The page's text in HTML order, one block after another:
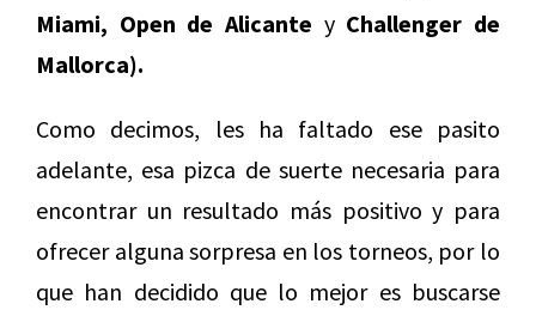
Miami, Open de Alicante y Challenger de
Mallorca).
Como decimos, les ha faltado ese pasito
adelante, esa pizca de suerte necesaria para
encontrar un resultado más positivo y para
ofrecer alguna sorpresa en los torneos, por lo
que han decidido que lo mejor es buscarse